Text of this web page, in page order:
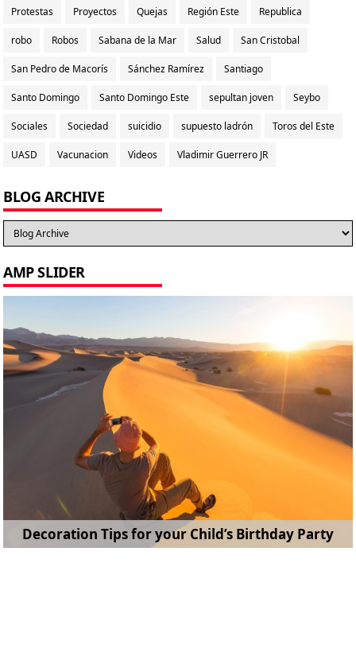
Protestas Proyectos Quejas Región Este Republica
robo Robos Sabana de la Mar Salud San Cristobal
San Pedro de Macorís Sánchez Ramírez Santiago
Santo Domingo Santo Domingo Este sepultan joven Seybo
Sociales Sociedad suicidio supuesto ladrón Toros del Este
UASD Vacunacion Videos Vladimir Guerrero JR
BLOG ARCHIVE
AMP SLIDER
Amazon’s Apple Watch killer will be free and sell
you everything
How to Travel in Style: Finding a Perfect Flight
Decoration Tips for your Child’s Birthday Party